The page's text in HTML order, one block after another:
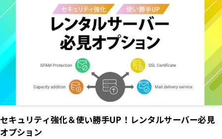
セキュリティ強化＆使い勝手UP！レンタルサーバー必見
オプション